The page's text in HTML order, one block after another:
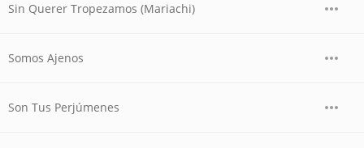
Sin Querer Tropezamos (Mariachi)
Somos Ajenos
Son Tus Perjúmenes